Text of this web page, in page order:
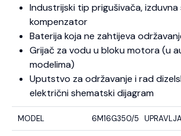
Industrijski tip prigušivača, izduvna
kompenzator
Baterija koja ne zahtijeva
Grijač za vodu u bloku motora (u
modelima)
Uputstvo za održavanje i rad
električni shematski dijagram
MODEL 6M16G350/5